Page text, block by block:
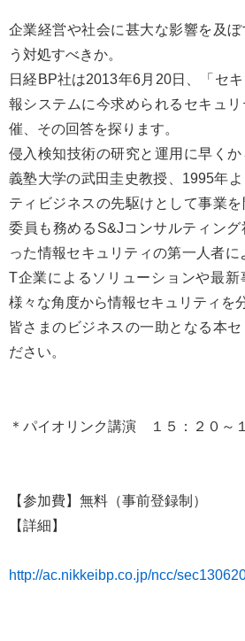
企業経営や社会に甚大な影響を及
う対処すべきか。
日経BP社は2013年6月20日、「セ
報システムに今求められるセキュ
催、その回答を探ります。
侵入検知技術の研究と運用に早く
義塾大学の武田圭史教授、1995年
ティビジネスの先駆けとして事業
委員も務めるS&Jコンサルティン
った情報セキュリティの第一人者に
T企業によるソリューションや最新
様々な角度から情報セキュリティを
皆さまのビジネスの一助となる本セ
ださい。
＊パイオリンク講演 １５：２０～
【参加費】無料（事前登録制）
【詳細】
http://ac.nikkeibp.co.jp/ncc/